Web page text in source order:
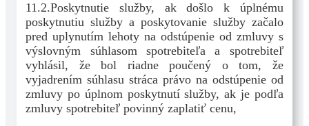
11.2.Poskytnutie služby, ak došlo k úplnému
poskytnutiu služby a poskytovanie služby začalo
pred uplynutím lehoty na odstúpenie od zmluvy s
výslovným súhlasom spotrebiteľa a spotrebiteľ
vyhlásil, že bol riadne poučený o tom, že
vyjadrením súhlasu stráca právo na odstúpenie od
zmluvy po úplnom poskytnutí služby, ak je podľa
zmluvy spotrebiteľ povinný zaplatiť cenu,